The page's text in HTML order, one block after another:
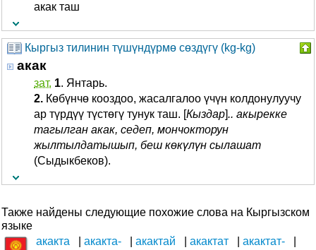
акак таш
Кыргыз тилинин түшүндүрмө сөздүгү (kg-kg)
акак
зат. 1. Янтарь.
2. Көбүнчө кооздоо, жасалгалоо үчүн колдонулуучу
ар түрдүү түстөгү тунук таш. [Кыздар].. акырекке
тагылган акак, седеп, мончокторун
жылтылдатышып, беш көкүлүн сылашат
(Сыдыкбеков).
Также найдены следующие похожие слова на Кыргызском
языке
акакта
акакта- акактай акактат акактат-